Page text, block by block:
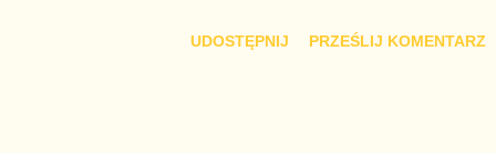
UDOSTĘPNIJ PRZEŚLIJ KOMENTARZ